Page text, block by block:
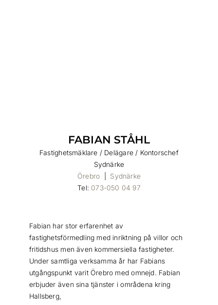
FABIAN STÅHL
Fastighetsmäklare / Delägare / Kontorschef
Sydnärke
Örebro
Sydnärke
Tel: 073-050 04 97
Fabian har stor erfarenhet av
fastighetsförmedling med inriktning på villor och
fritidshus men även kommersiella fastigheter.
Under samtliga verksamma år har Fabians
utgångspunkt varit Örebro med omnejd. Fabian
erbjuder även sina tjänster i områdena kring
Hallsberg,